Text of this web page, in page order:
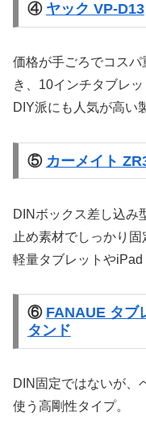
④ ヤック VP-D13
価格が手ごろでコス
き、10インチタブレッ
DIY派にも人気が高い
⑤ カーメイト
DINボックス差し込み
止め素材でしっかり固
軽量タブレットやiPad
⑥ FANAUE タブ
タンド
DIN固定ではないが、
使う高剛性タイプ。